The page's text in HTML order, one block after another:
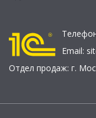
Email:
Отдел продаж: г.